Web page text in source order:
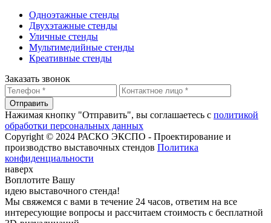
Одноэтажные стенды
Двухэтажные стенды
Уличные стенды
Мультимедийные стенды
Креативные стенды
Заказать звонок
Отправить
Нажимая кнопку "Отправить", вы соглашаетесь с политикой
обработки персональных данных
Copyright © 2024 РАСКО ЭКСПО - Проектирование и
производство выставочных стендов Политика
конфиденциальности
наверх
Воплотите Вашу
идею выставочного стенда!
Мы свяжемся с вами в течение 24 часов, ответим на все
интересующие вопросы и рассчитаем стоимость с бесплатной